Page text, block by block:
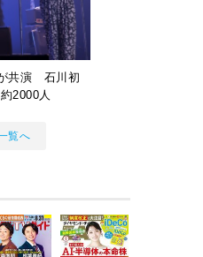
共演 石川初
2000人
覧へ